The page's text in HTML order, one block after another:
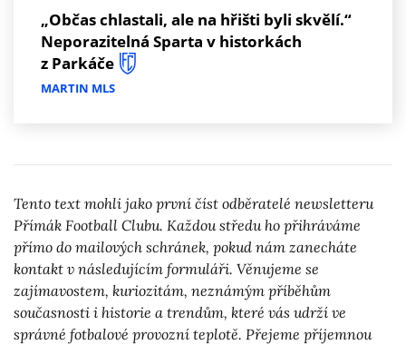
„Občas chlastali, ale na hřišti byli skvělí.“
Neporazitelná Sparta v historkách
z Parkáče
MARTIN MLS
Tento text mohli jako první číst odběratelé newsletteru
Přímák Football Clubu. Každou středu ho přihráváme
přímo do mailových schránek, pokud nám zanecháte
kontakt v následujícím formuláři. Věnujeme se
zajímavostem, kuriozitám, neznámým příběhům
současnosti i historie a trendům, které vás udrží ve
správné fotbalové provozní teplotě. Přejeme příjemnou